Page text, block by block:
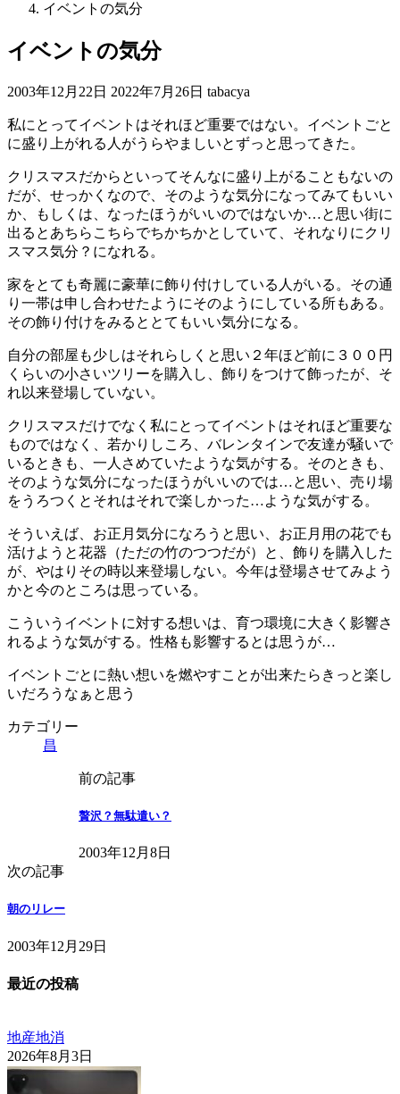
イベントの気分
イベントの気分
2003年12月22日 最
更
新
時
:
2022年7月26日 tabacya
私にとってイベントはそれほど重要ではない。イベントごと
に盛り上がれる人がうらやましいとずっと思ってきた。
クリスマスだからといってそんなに盛り上がることもないの
だが、せっかくなので、そのような気分になってみてもいい
か、もしくは、なったほうがいいのではないか…と思い街に
出るとあちらこちらでちかちかとしていて、それなりにクリ
スマス気分？になれる。
家をとても奇麗に豪華に飾り付けしている人がいる。その通
り一帯は申し合わせたようにそのようにしている所もある。
その飾り付けをみるととてもいい気分になる。
自分の部屋も少しはそれらしくと思い２年ほど前に３００円
くらいの小さいツリーを購入し、飾りをつけて飾ったが、そ
れ以来登場していない。
クリスマスだけでなく私にとってイベントはそれほど重要な
ものではなく、若かりしころ、バレンタインで友達が騒いで
いるときも、一人さめていたような気がする。そのときも、
そのような気分になったほうがいいのでは…と思い、売り場
をうろつくとそれはそれで楽しかった…ような気がする。
そういえば、お正月気分になろうと思い、お正月用の花でも
活けようと花器（ただの竹のつつだが）と、飾りを購入した
が、やはりその時以来登場しない。今年は登場させてみよう
かと今のところは思っている。
こういうイベントに対する想いは、育つ環境に大きく影響さ
れるような気がする。性格も影響するとは思うが…
イベントごとに熱い想いを燃やすことが出来たらきっと楽し
いだろうなぁと思う
カテゴリー
昌
前の記事
贅沢？無駄遣い？
2003年12月8日
次の記事
朝のリレー
2003年12月29日
最近の投稿
地産地消
2026年8月3日